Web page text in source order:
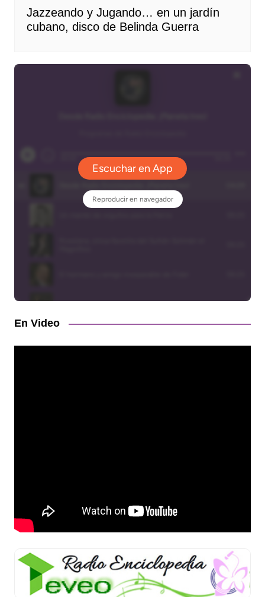
Jazzeando y Jugando… en un jardín
cubano, disco de Belinda Guerra
En Video